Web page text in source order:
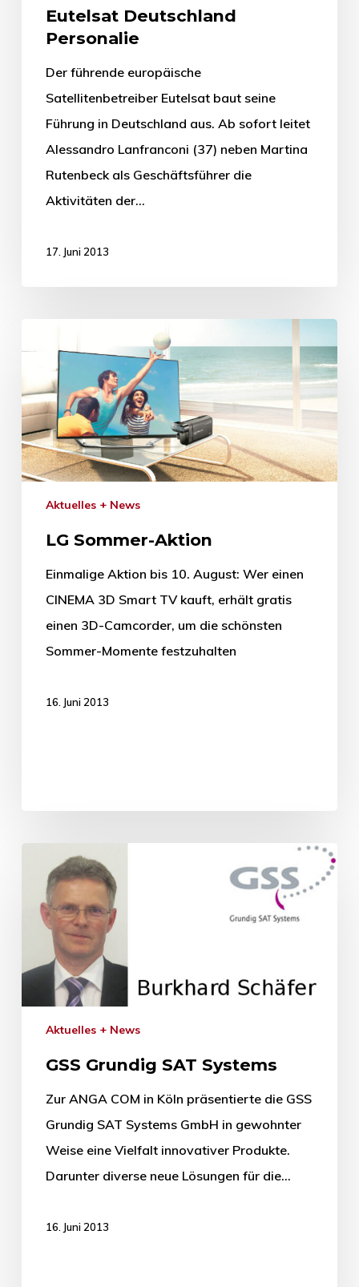
Eutelsat Deutschland
Personalie
Der führende europäische
Satellitenbetreiber Eutelsat baut seine
Führung in Deutschland aus. Ab sofort leitet
Alessandro Lanfranconi (37) neben Martina
Rutenbeck als Geschäftsführer die
Aktivitäten der…
17. Juni 2013
Aktuelles + News
LG Sommer-Aktion
Einmalige Aktion bis 10. August: Wer einen
CINEMA 3D Smart TV kauft, erhält gratis
einen 3D-Camcorder, um die schönsten
Sommer-Momente festzuhalten
16. Juni 2013
Aktuelles + News
GSS Grundig SAT Systems
Zur ANGA COM in Köln präsentierte die GSS
Grundig SAT Systems GmbH in gewohnter
Weise eine Vielfalt innovativer Produkte.
Darunter diverse neue Lösungen für die…
16. Juni 2013